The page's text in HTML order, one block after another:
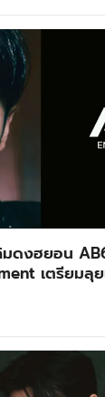
มดงฮยอน
เตรียมลุ